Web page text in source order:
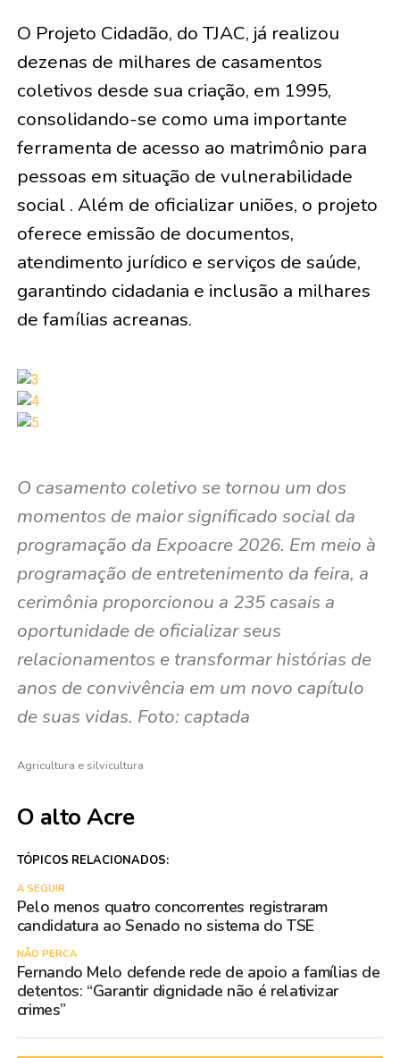
O Projeto Cidadão, do TJAC, já realizou
dezenas de milhares de casamentos
coletivos desde sua criação, em 1995,
consolidando-se como uma importante
ferramenta de acesso ao matrimônio para
pessoas em situação de vulnerabilidade
social . Além de oficializar uniões, o projeto
oferece emissão de documentos,
atendimento jurídico e serviços de saúde,
garantindo cidadania e inclusão a milhares
de famílias acreanas.
O casamento coletivo se tornou um dos
momentos de maior significado social da
programação da Expoacre 2026. Em meio à
programação de entretenimento da feira, a
cerimônia proporcionou a 235 casais a
oportunidade de oficializar seus
relacionamentos e transformar histórias de
anos de convivência em um novo capítulo
de suas vidas. Foto: captada
Agricultura e silvicultura
O alto Acre
TÓPICOS RELACIONADOS:
A SEGUIR
Pelo menos quatro concorrentes registraram
candidatura ao Senado no sistema do TSE
NÃO PERCA
Fernando Melo defende rede de apoio a famílias de
detentos: “Garantir dignidade não é relativizar
crimes”